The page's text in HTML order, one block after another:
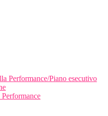
Performance/Piano esecutivo